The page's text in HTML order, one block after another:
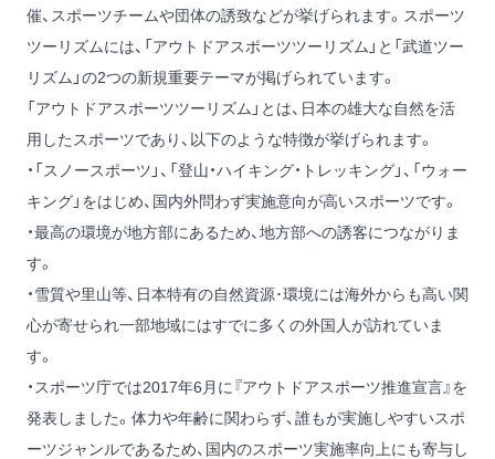
催、スポーツチームや団体の誘致などが挙げられます。スポーツ
ツーリズムには、「アウトドアスポーツツーリズム」と「武道ツー
リズム」の2つの新規重要テーマが掲げられています。
「アウトドアスポーツツーリズム」とは、日本の雄大な自然を活
用したスポーツであり、以下のような特徴が挙げられます。
・「スノースポーツ」、「登山・ハイキング・トレッキング」、「ウォー
キング」をはじめ、国内外問わず実施意向が高いスポーツです。
・最高の環境が地方部にあるため、地方部への誘客につながりま
す。
・雪質や里山等、日本特有の自然資源･環境には海外からも高い関
心が寄せられ一部地域にはすでに多くの外国人が訪れていま
す。
・スポーツ庁では2017年6月に『アウトドアスポーツ推進宣言』を
発表しました。体力や年齢に関わらず、誰もが実施しやすいスポ
ーツジャンルであるため、国内のスポーツ実施率向上にも寄与し